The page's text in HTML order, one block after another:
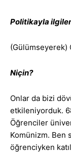
Politikayla
(Gülümseyerek)
Niçin?
Onlar da bizi
etkileniyorduk.
Öğrenciler
Komünizm. Ben
öğrenciyken